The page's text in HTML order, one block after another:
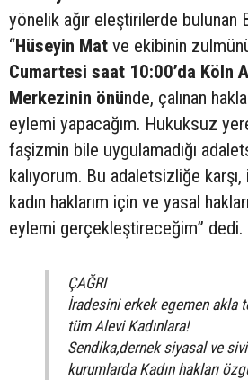
yönelik ağır eleştirilerde bulunan
“Hüseyin Mat ve ekibinin
Cumartesi saat 10:00’da Köln
Merkezinin önünde, çalınan
eylemi yapacağım. Hukuksuz
faşizmin bile uygulamadığı
kalıyorum. Bu adaletsizliğe karşı,
kadın haklarım için ve yasal
eylemi gerçekleştireceğim” dedi.
ÇAĞRI
İradesini erkek egemen akla
tüm Alevi Kadınlara!
Sendika,dernek siyasal ve
kurumlarda Kadın hakları